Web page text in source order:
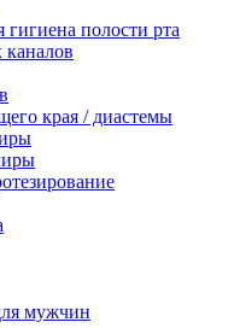
полости рта
края / диастемы
мужчин